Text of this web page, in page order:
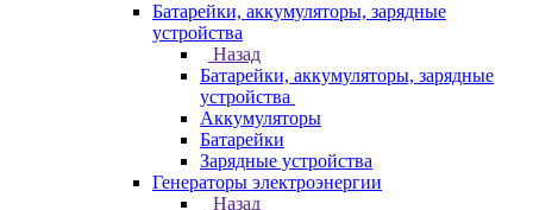
Батарейки, аккумуляторы, зарядные
устройства
Назад
Батарейки, аккумуляторы, зарядные
устройства
Аккумуляторы
Батарейки
Зарядные устройства
Генераторы электроэнергии
Назад